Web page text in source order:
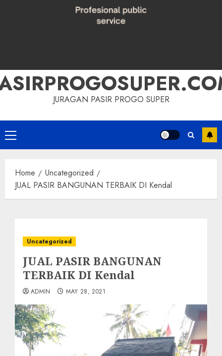
JURAGAN PASIR PROGO SUPER
Primary
Menu
Home
Uncategorized
JUAL PASIR BANGUNAN TERBAIK DI Kendal
Uncategorized
JUAL PASIR BANGUNAN
TERBAIK DI Kendal
ADMIN MAY 28, 2021